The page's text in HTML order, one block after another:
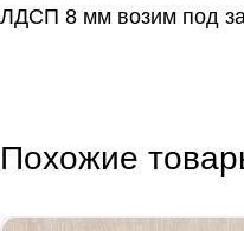
ЛДСП 8 мм возим под
Похожие